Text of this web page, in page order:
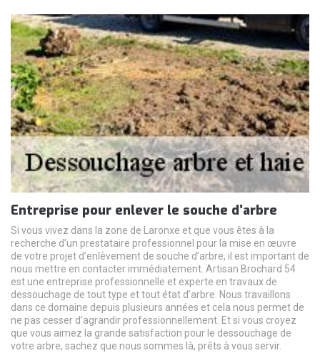
Entreprise pour enlever le souche d’arbre
Si vous vivez dans la zone de Laronxe et que vous êtes à la
recherche d’un prestataire professionnel pour la mise en œuvre
de votre projet d’enlèvement de souche d’arbre, il est important de
nous mettre en contacter immédiatement. Artisan Brochard 54
est une entreprise professionnelle et experte en travaux de
dessouchage de tout type et tout état d’arbre. Nous travaillons
dans ce domaine depuis plusieurs années et cela nous permet de
ne pas cesser d’agrandir professionnellement. Et si vous croyez
que vous aimez la grande satisfaction pour le dessouchage de
votre arbre, sachez que nous sommes là, prêts à vous servir.